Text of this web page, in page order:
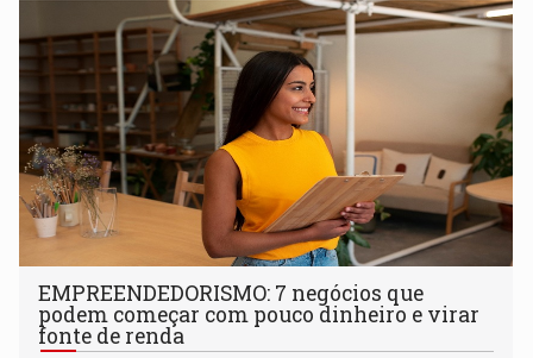
EMPREENDEDORISMO: 7 negócios que
podem começar com pouco dinheiro e virar
fonte de renda